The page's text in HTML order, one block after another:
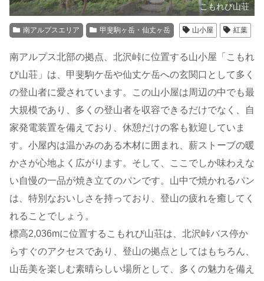
こもれび山荘
南アルプスエリア 甲斐駒ヶ岳・仙丈ヶ岳 山小屋 紅葉
南アルプス北部の拠点、北沢峠に位置する山小屋「こもれ
び山荘」は、甲斐駒ケ岳や仙丈ケ岳への玄関口として多く
の登山者に愛されています。この山小屋は周辺の中でも最
大規模であり、多くの登山者を収容できるだけでなく、自
家発電装置を備えており、休憩だけの客も歓迎していま
す。小屋内は温かみのある木材に囲まれ、薪ストーブの暖
かさが心地よく広がります。そして、ここでしか味わえな
い自慢の一品が焼き立てのパンです。山中で焼かれるパン
は、特別なおいしさを持っており、登山の疲れを癒してく
れることでしょう。
標高2,036mに位置するこもれび山荘は、北沢峠バス停か
らすぐのアクセスであり、登山の拠点としてはもちろん、
山岳美を楽しむ素晴らしい場所として、多くの魅力を備え